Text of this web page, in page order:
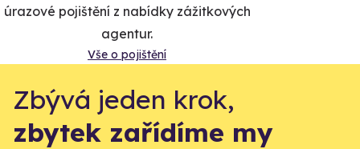
úrazové pojištění z nabídky zážitkových
agentur.
Vše o pojištění
Zbývá jeden krok,
zbytek zařídíme my